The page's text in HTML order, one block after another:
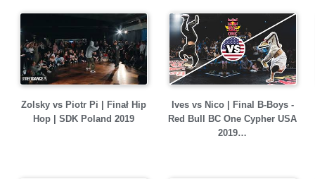
Zolsky vs Piotr Pi | Finał Hip
Hop | SDK Poland 2019
Ives vs Nico | Final B-Boys -
Red Bull BC One Cypher USA
2019…